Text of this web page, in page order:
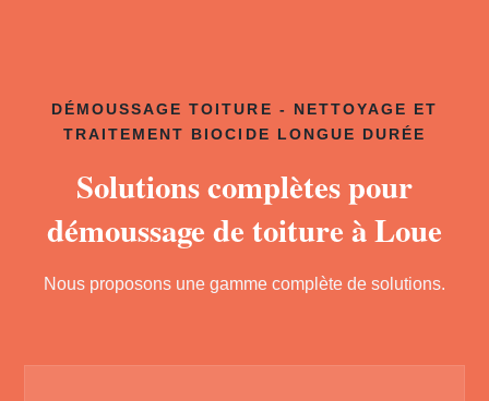
DÉMOUSSAGE TOITURE - NETTOYAGE ET
TRAITEMENT BIOCIDE LONGUE DURÉE
Solutions complètes pour
démoussage de toiture à Loue
Nous proposons une gamme complète de solutions.